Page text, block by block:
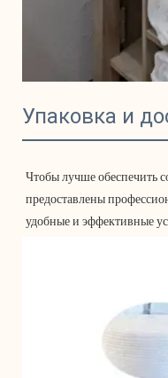
Упаковка и
Чтобы лучше обеспечить
предоставлены